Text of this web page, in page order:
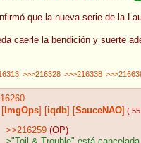
que la nueva serie de la
caerle la bendición y suerte
>>>216328 >>>216338
[ ImgOps] [iqdb] [SauceNAO] (
>>216259 (OP)